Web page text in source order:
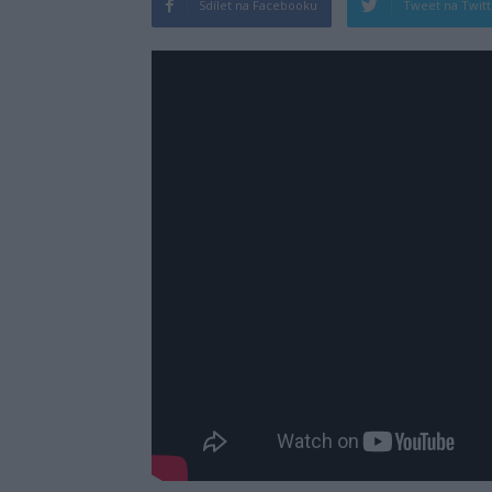
Sdílet na Facebooku Tweet na